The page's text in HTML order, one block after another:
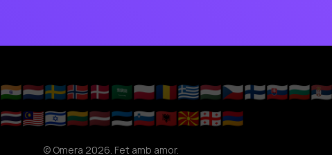
🇮🇳🇳🇱🇸🇪🇳🇴🇩🇰🇸🇦🇵🇱🇷🇴🇬🇷🇭🇺🇨🇿🇫🇮🇸🇰🇧🇬🇷🇸
🇹🇭🇲🇾🇮🇱🇱🇹🇱🇻🇪🇪🇸🇮🇦🇱🇲🇰🇬🇪🇦🇲
© Omera 2026. Fet amb amor.